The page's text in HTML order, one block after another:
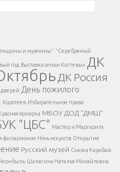
</div > </div >
и мужчины" "Серебряный
год Выставка семьи Когтевых ДК
ДК Россия
День пожилого
Коротеев Избирательное право
ярмарка МБОУ ДОД "ДМШ"
"ЦБС" Мастер и Маргарита
филармония Ночь искусств Открытие
Русский музей Сказка Карабаса
Шалагина Наталья Михайловна